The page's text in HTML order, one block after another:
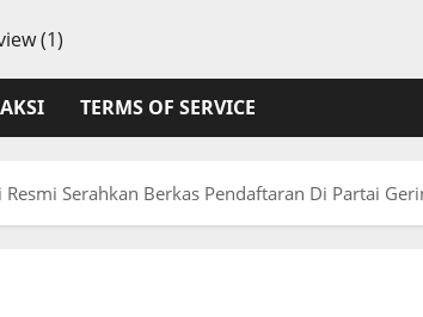
TERMS OF SERVICE
Serahkan Berkas Pendaftaran Di Partai